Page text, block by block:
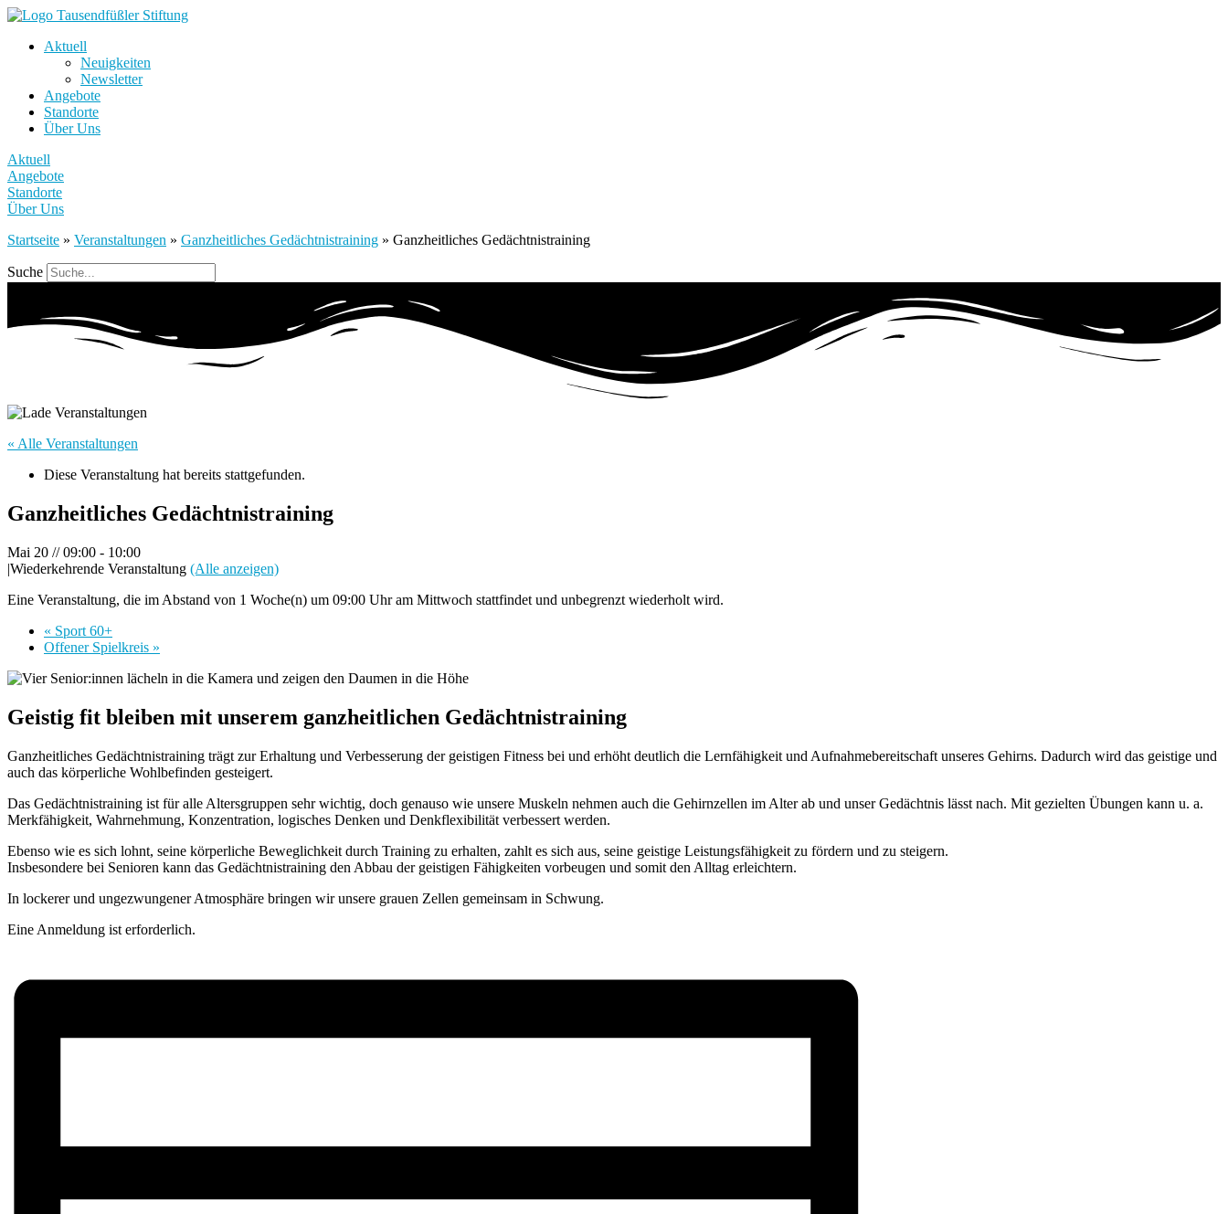
Aktuell
Neuigkeiten
Newsletter
Angebote
Standorte
Über Uns
Aktuell
Angebote
Standorte
Über Uns
Startseite » Veranstaltungen » Ganzheitliches Gedächtnistraining » Ganzheitliches Gedächtnistraining
Suche
« Alle Veranstaltungen
Diese Veranstaltung hat bereits stattgefunden.
Ganzheitliches Gedächtnistraining
Mai 20 // 09:00 - 10:00
|Wiederkehrende Veranstaltung (Alle anzeigen)
Eine Veranstaltung, die im Abstand von 1 Woche(n) um 09:00 Uhr am Mittwoch stattfindet und unbegrenzt wiederholt wird.
« Sport 60+
Offener Spielkreis »
Geistig fit bleiben mit unserem ganzheitlichen Gedächtnistraining
Ganzheitliches Gedächtnistraining trägt zur Erhaltung und Verbesserung der geistigen Fitness bei und erhöht deutlich die Lernfähigkeit und Aufnahmebereitschaft unseres Gehirns. Dadurch wird das geistige und
auch das körperliche Wohlbefinden gesteigert.
Das Gedächtnistraining ist für alle Altersgruppen sehr wichtig, doch genauso wie unsere Muskeln nehmen auch die Gehirnzellen im Alter ab und unser Gedächtnis lässt nach. Mit gezielten Übungen kann u. a.
Merkfähigkeit, Wahrnehmung, Konzentration, logisches Denken und Denkflexibilität verbessert werden.
Ebenso wie es sich lohnt, seine körperliche Beweglichkeit durch Training zu erhalten, zahlt es sich aus, seine geistige Leistungsfähigkeit zu fördern und zu steigern.
Insbesondere bei Senioren kann das Gedächtnistraining den Abbau der geistigen Fähigkeiten vorbeugen und somit den Alltag erleichtern.
In lockerer und ungezwungener Atmosphäre bringen wir unsere grauen Zellen gemeinsam in Schwung.
Eine Anmeldung ist erforderlich.